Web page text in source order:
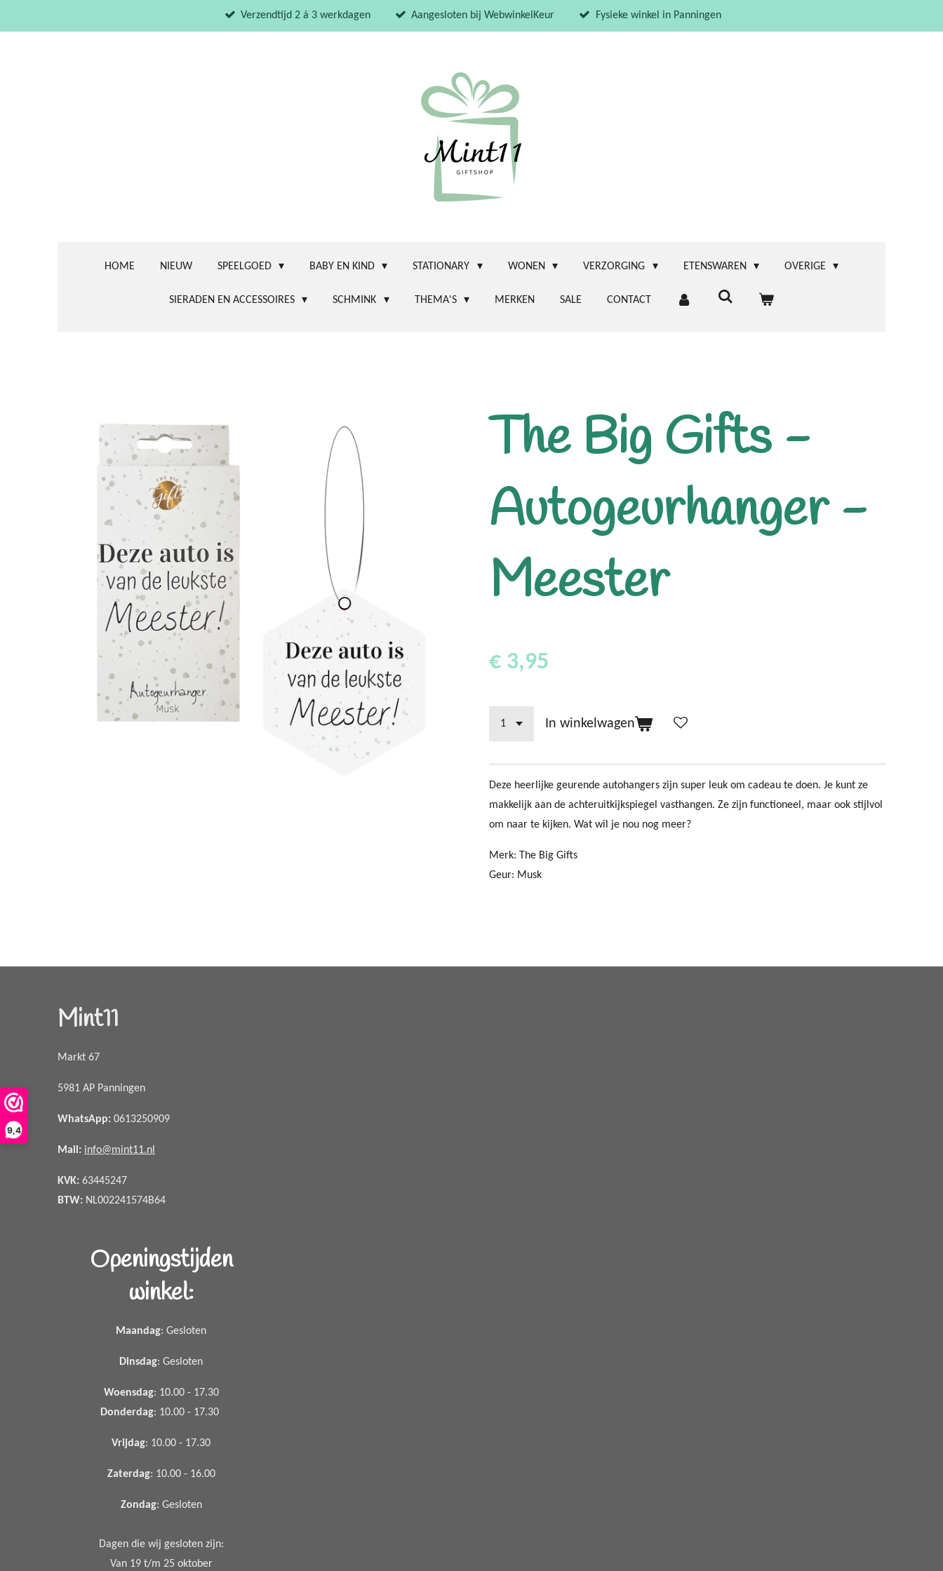
9,4
direct
Verzendtijd 2 á 3 werkdagen Aangesloten bij WebwinkelKeur Fysieke winkel in Panningen
HOME NIEUW SPEELGOED BABY EN KIND STATIONARY WONEN VERZORGING ETENSWAREN OVERIGE
SIERADEN EN ACCESSOIRES SCHMINK THEMA'S MERKEN SALE CONTACT
The Big Gifts -
Autogeurhanger -
Meester
€ 3,95
In winkelwagen
Deze heerlijke geurende autohangers zijn super leuk om cadeau te doen. Je kunt ze
makkelijk aan de achteruitkijkspiegel vasthangen. Ze zijn functioneel, maar ook stijlvol
om naar te kijken. Wat wil je nou nog meer?
Merk: The Big Gifts
Geur: Musk
Mint11
Markt 67
5981 AP Panningen
WhatsApp: 0613250909
Mail: info@mint11.nl
KVK: 63445247
BTW: NL002241574B64
Openingstijden
winkel:
Maandag: Gesloten
Dinsdag: Gesloten
Woensdag: 10.00 - 17.30
Donderdag: 10.00 - 17.30
Vrijdag: 10.00 - 17.30
Zaterdag: 10.00 - 16.00
Zondag: Gesloten
Dagen die wij gesloten zijn:
Van 19 t/m 25 oktober